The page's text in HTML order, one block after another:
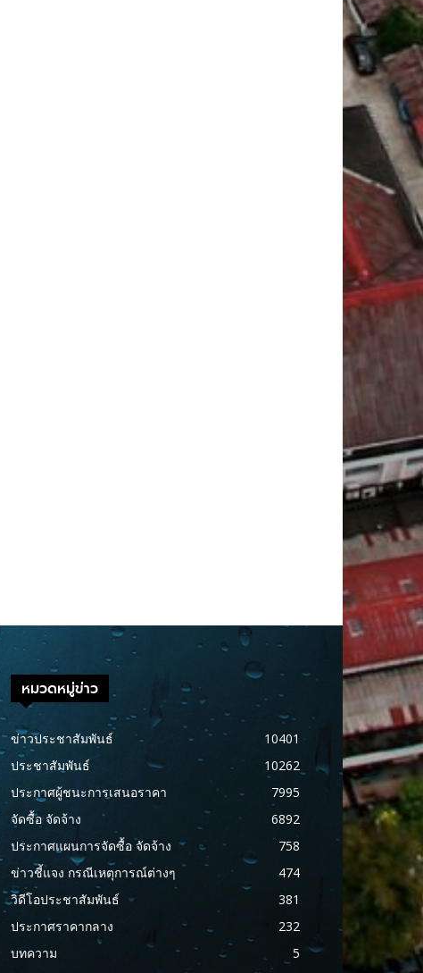
หมวดหมู่ข่าว
ข่าวประชาสัมพันธ์
10401
ประชาสัมพันธ์
10262
ประกาศผู้ชนะการเสนอราคา
7995
จัดซื้อ จัดจ้าง
6892
ประกาศแผนการจัดซื้อ จัดจ้าง
758
ข่าวชี้แจง กรณีเหตุการณ์ต่างๆ
474
วิดีโอประชาสัมพันธ์
381
ประกาศราคากลาง
232
บทความ
5